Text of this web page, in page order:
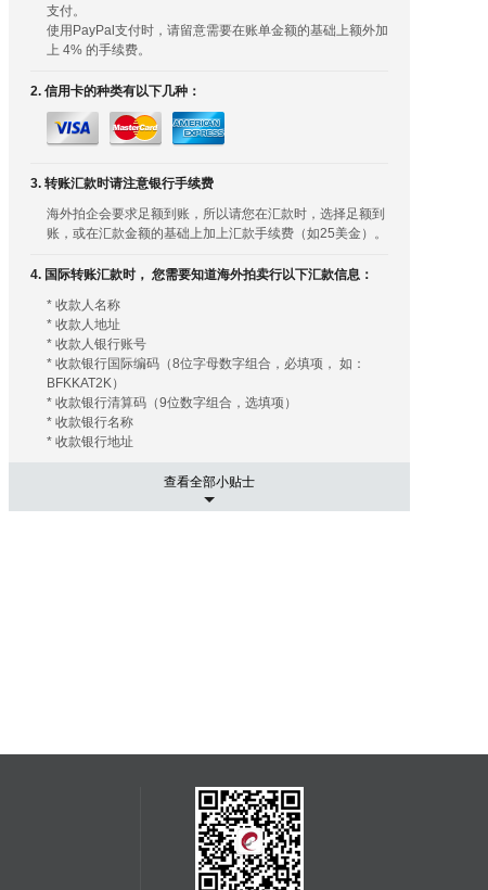
支付。
使用PayPal支付时，请留意需要在账单金额的基础上额外加
上 4% 的手续费。
2. 信用卡的种类有以下几种：
3. 转账汇款时请注意银行手续费
海外拍企会要求足额到账，所以请您在汇款时，选择足额到
账，或在汇款金额的基础上加上汇款手续费（如25美金）。
4. 国际转账汇款时， 您需要知道海外拍卖行以下汇款信息：
* 收款人名称
* 收款人地址
* 收款人银行账号
* 收款银行国际编码（8位字母数字组合，必填项， 如：
BFKKAT2K）
* 收款银行清算码（9位数字组合，选填项）
* 收款银行名称
* 收款银行地址
有的海外拍卖行会替您安排和协调运输， 您只需要支付相关
海外拍卖会可能会出现中国法律禁止交易的物品，如枪支、
管制刀具、象牙、犀角等；中国买家不得通过本平台参与上
述物品的拍卖活动；任何情形下，买家均须对自己的竞拍行
查看全部小贴士